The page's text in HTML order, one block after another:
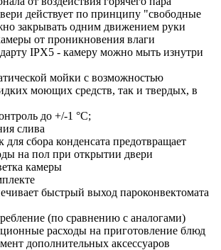
действует по принципу "свободные
закрывать одним движением руки
от проникновения влаги
IPX5 - камеру можно мыть изнутри
мойки с возможностью
моющих средств, так и твердых, в
до +/-1 °С;
слива
для сбора конденсата предотвращает
на пол при открытии двери
камеры
быстрый выход пароконвектомата
(по сравнению с аналогами)
расходы на приготовление блюд
дополнительных аксессуаров